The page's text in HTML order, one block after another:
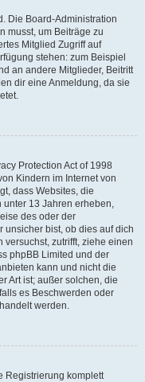
Die Board-Administration
musst, um Beiträge zu
Mitglied Zugriff auf
stehen: zum Beispiel
an andere Mitglieder, Beitritt
dir eine Anmeldung, da sie
Protection Act of 1998
Kindern im Internet von
dass Websites, die
13 Jahren erheben,
des oder der
unsicher bist, ob dies auf dich
zutrifft, ziehe einen
phpBB Limited und der
kann und nicht die
Art ist; außer solchen, die
es Beschwerden oder
werden.
Registrierung komplett